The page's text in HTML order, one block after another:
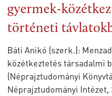
gyermek-
történeti
Báti Anikó (szerk.):
közétkeztetés társadalmi
(Néprajztudományi